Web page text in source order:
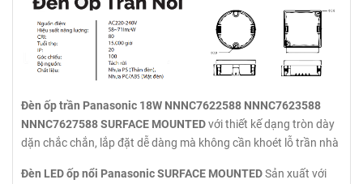
Đèn ốp trần Panasonic 18W NNNC7622588 NNNC7623588
NNNC7627588 SURFACE MOUNTEDvới thiết kế dạng tròn dày
dặn chắc chắn, lắp đặt dễ dàng mà không cần khoét lỗ trần nhà
Đèn LED ốp nổi Panasonic SURFACE MOUNTEDSản xuất với